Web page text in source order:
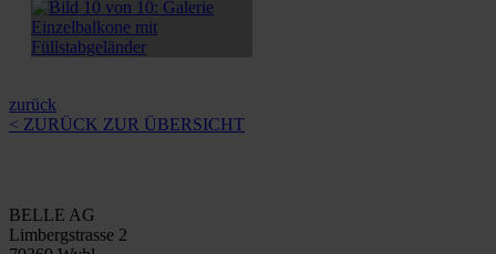
zurück
< ZURÜCK ZUR ÜBERSICHT
BELLE AG
Limbergstrasse 2